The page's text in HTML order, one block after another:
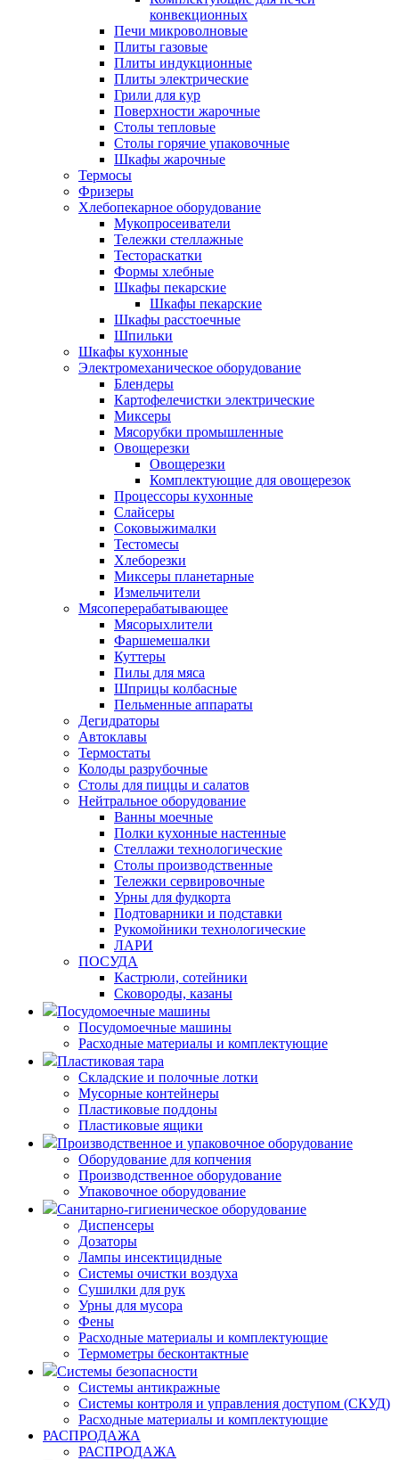
конвекционных
Печи микроволновые
Плиты газовые
Плиты индукционные
Плиты электрические
Грили для кур
Поверхности жарочные
Столы тепловые
Столы горячие упаковочные
Шкафы жарочные
Термосы
Фризеры
Хлебопекарное оборудование
Мукопросеиватели
Тележки стеллажные
Тестораскатки
Формы хлебные
Шкафы пекарские
Шкафы пекарские
Шкафы расстоечные
Шпильки
Шкафы кухонные
Электромеханическое оборудование
Блендеры
Картофелечистки электрические
Миксеры
Мясорубки промышленные
Овощерезки
Овощерезки
Комплектующие для овощерезок
Процессоры кухонные
Слайсеры
Соковыжималки
Тестомесы
Хлеборезки
Миксеры планетарные
Измельчители
Мясоперерабатывающее
Мясорыхлители
Фаршемешалки
Куттеры
Пилы для мяса
Шприцы колбасные
Пельменные аппараты
Дегидраторы
Автоклавы
Термостаты
Колоды разрубочные
Столы для пиццы и салатов
Нейтральное оборудование
Ванны моечные
Полки кухонные настенные
Стеллажи технологические
Столы производственные
Тележки сервировочные
Урны для фудкорта
Подтоварники и подставки
Рукомойники технологические
ЛАРИ
ПОСУДА
Кастрюли, сотейники
Сковороды, казаны
Посудомоечные машины
Посудомоечные машины
Расходные материалы и комплектующие
Пластиковая тара
Складские и полочные лотки
Мусорные контейнеры
Пластиковые поддоны
Пластиковые ящики
Производственное и упаковочное оборудование
Оборудование для копчения
Производственное оборудование
Упаковочное оборудование
Санитарно-гигиеническое оборудование
Диспенсеры
Дозаторы
Лампы инсектицидные
Системы очистки воздуха
Сушилки для рук
Урны для мусора
Фены
Расходные материалы и комплектующие
Термометры бесконтактные
Системы безопасности
Системы антикражные
Системы контроля и управления доступом (СКУД)
Расходные материалы и комплектующие
РАСПРОДАЖА
РАСПРОДАЖА